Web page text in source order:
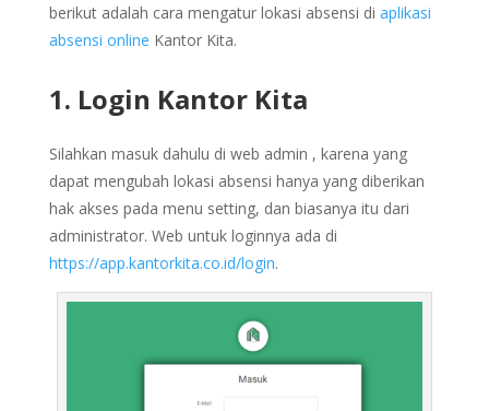
berikut adalah cara mengatur lokasi absensi di aplikasi
absensi online Kantor Kita.
1. Login Kantor Kita
Silahkan masuk dahulu di web admin , karena yang
dapat mengubah lokasi absensi hanya yang diberikan
hak akses pada menu setting, dan biasanya itu dari
administrator. Web untuk loginnya ada di
https://app.kantorkita.co.id/login.